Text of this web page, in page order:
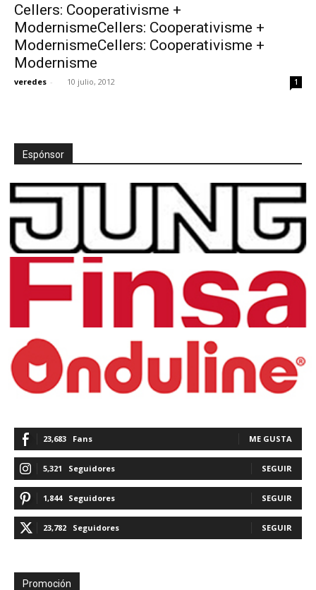
Cellers: Cooperativisme +
ModernismeCellers: Cooperativisme +
ModernismeCellers: Cooperativisme +
Modernisme
veredes - 10 julio, 2012 1
Espónsor
23,683 Fans ME GUSTA
5,321 Seguidores SEGUIR
1,844 Seguidores SEGUIR
23,782 Seguidores SEGUIR
Promoción